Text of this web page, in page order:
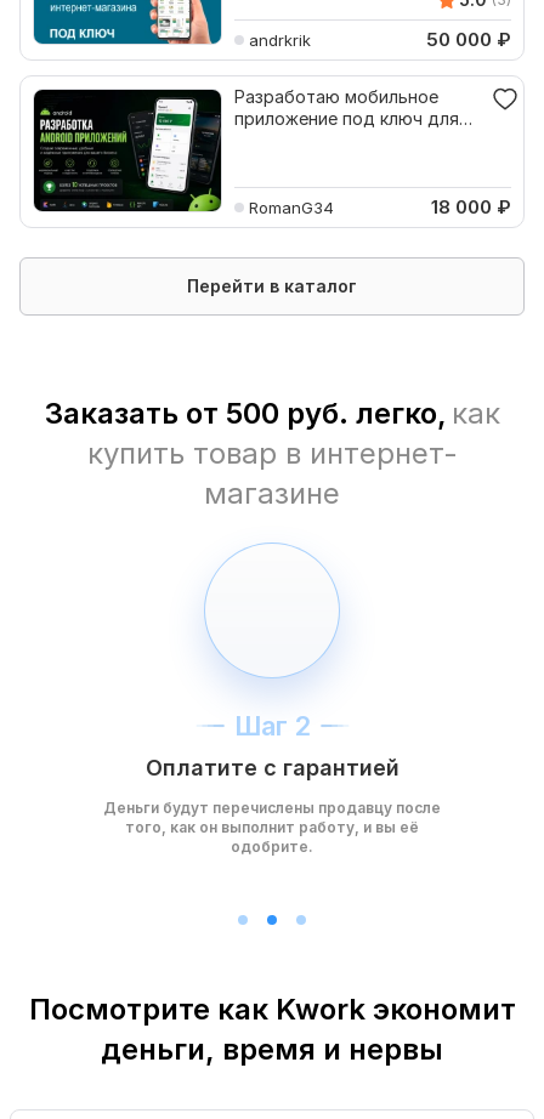
andrkrik 50 000 ₽
Разработаю мобильное
приложение под ключ для
RomanG34 18 000 ₽
Перейти в каталог
Заказать от 500 руб. легко, как
купить товар в интернет-
магазине
Шаг 2
Оплатите с гарантией
Деньги будут перечислены продавцу после
того, как он выполнит работу, и вы её
одобрите.
Посмотрите как Kwork экономит
деньги, время и нервы